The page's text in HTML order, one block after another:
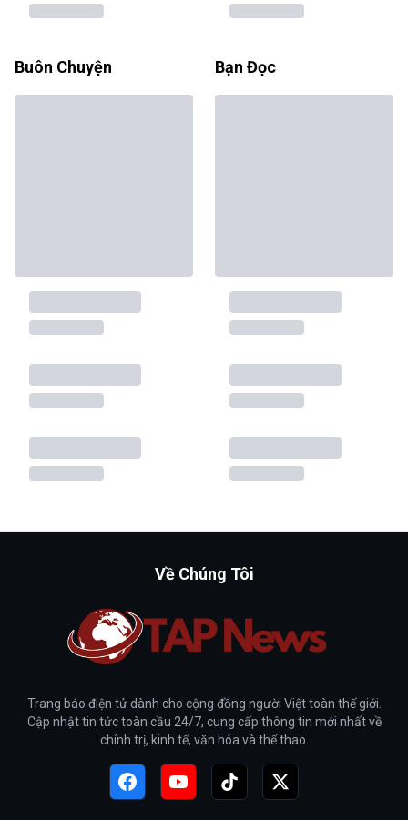
Buôn Chuyện Bạn Đọc
Về Chúng Tôi
Trang báo điện tử dành cho cộng đồng người Việt toàn thế giới.
Cập nhật tin tức toàn cầu 24/7, cung cấp thông tin mới nhất về
chính trị, kinh tế, văn hóa và thể thao.